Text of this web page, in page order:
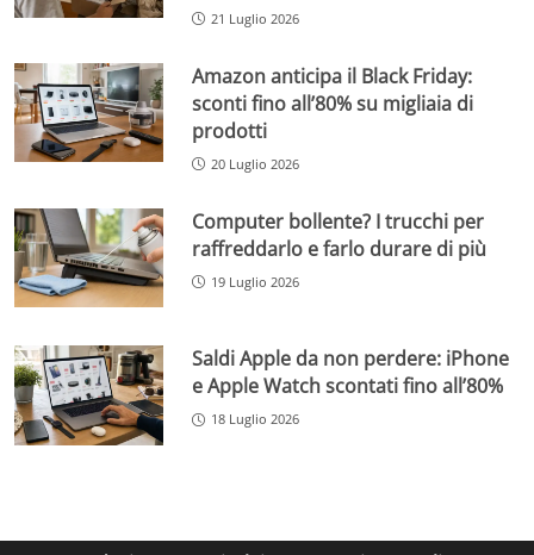
21 Luglio 2026
Amazon anticipa il Black Friday:
sconti fino all’80% su migliaia di
prodotti
20 Luglio 2026
Computer bollente? I trucchi per
raffreddarlo e farlo durare di più
19 Luglio 2026
Saldi Apple da non perdere: iPhone
e Apple Watch scontati fino all’80%
18 Luglio 2026